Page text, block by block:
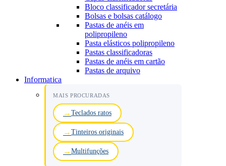
Bloco classificador secretária
Bolsas e bolsas catálogo
Pastas de anéis em
polipropileno
Pasta elásticos polipropileno
Pastas classificadoras
Pastas de anéis em cartão
Pastas de arquivo
Informatica
MAIS PROCURADAS
Teclados ratos
Tinteiros originais
Multifunções